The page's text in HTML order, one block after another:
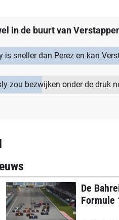
in de buurt van
is sneller dan Perez en kan
zou bezwijken onder de druk
De
Formule